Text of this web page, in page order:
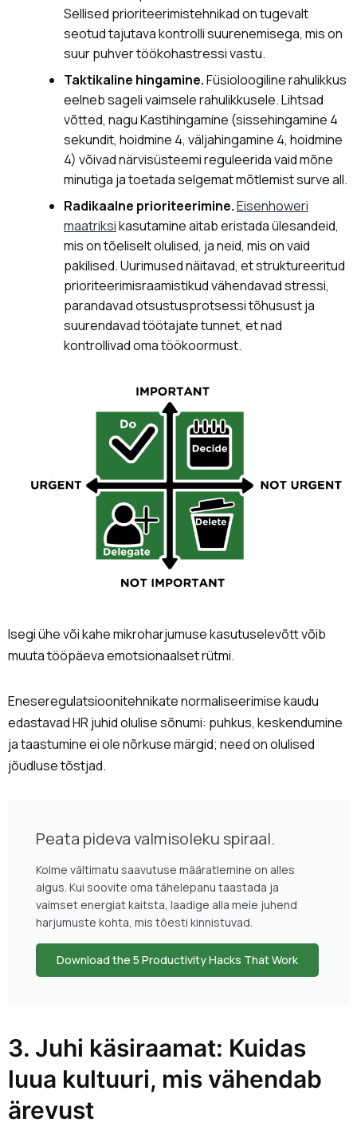
Sellised prioriteerimistehnikad on tugevalt
seotud tajutava kontrolli suurenemisega, mis on
suur puhver töökohastressi vastu.
Taktikaline hingamine.Füsioloogiline rahulikkus
eelneb sageli vaimsele rahulikkusele. Lihtsad
võtted, nagu Kastihingamine (sissehingamine 4
sekundit, hoidmine 4, väljahingamine 4, hoidmine
4) võivad närvisüsteemi reguleerida vaid mõne
minutiga ja toetada selgemat mõtlemist surve all.
Radikaalne prioriteerimine.Eisenhoweri
maatriksikasutamine aitab eristada ülesandeid,
mis on tõeliselt olulised, ja neid, mis on vaid
pakilised. Uurimused näitavad, et struktureeritud
prioriteerimisraamistikud vähendavad stressi,
parandavad otsustusprotsessi tõhusust ja
suurendavad töötajate tunnet, et nad
kontrollivad oma töökoormust.
Isegi ühe või kahe mikroharjumuse kasutuselevõtt võib
muuta tööpäeva emotsionaalset rütmi.
Eneseregulatsioonitehnikate normaliseerimise kaudu
edastavad HR juhid olulise sõnumi: puhkus, keskendumine
ja taastumine ei ole nõrkuse märgid; need on olulised
jõudluse tõstjad.
Peata pideva valmisoleku spiraal.
Kolme vältimatu saavutuse määratlemine on alles
algus. Kui soovite oma tähelepanu taastada ja
vaimset energiat kaitsta, laadige alla meie juhend
harjumuste kohta, mis tõesti kinnistuvad.
Download the 5 Productivity Hacks That Work
3. Juhi käsiraamat: Kuidas
luua kultuuri, mis vähendab
ärevust